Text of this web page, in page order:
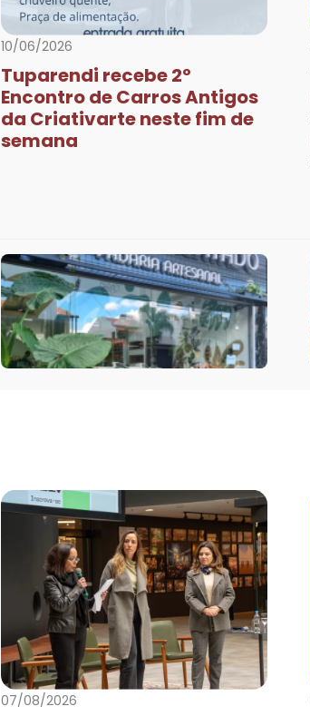
10/06/2026
Tuparendi recebe 2º
Encontro de Carros Antigos
da Criativarte neste fim de
semana
07/08/2026